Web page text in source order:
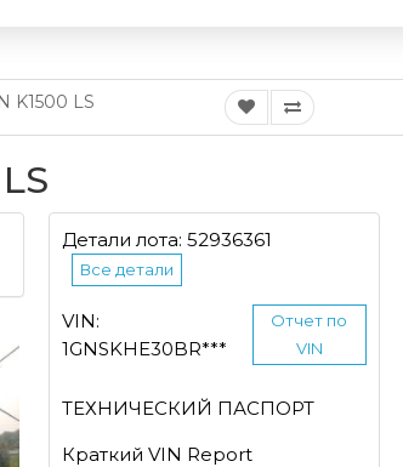
K1500 LS
Детали лота: 52936361
Все детали
VIN:
1GNSKHE30BR***
Отчет по
VIN
ТЕХНИЧЕСКИЙ ПАСПОРТ
Краткий VIN Report